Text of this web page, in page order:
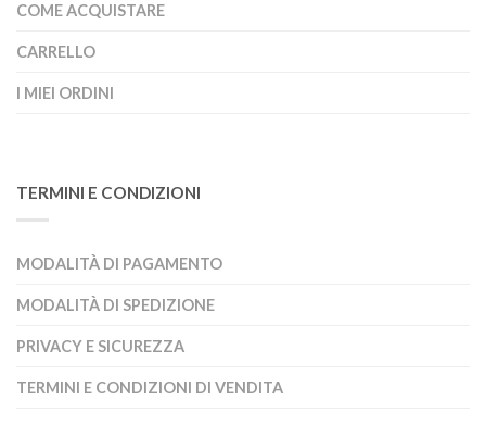
COME ACQUISTARE
CARRELLO
I MIEI ORDINI
TERMINI E CONDIZIONI
MODALITÀ DI PAGAMENTO
MODALITÀ DI SPEDIZIONE
PRIVACY E SICUREZZA
TERMINI E CONDIZIONI DI VENDITA